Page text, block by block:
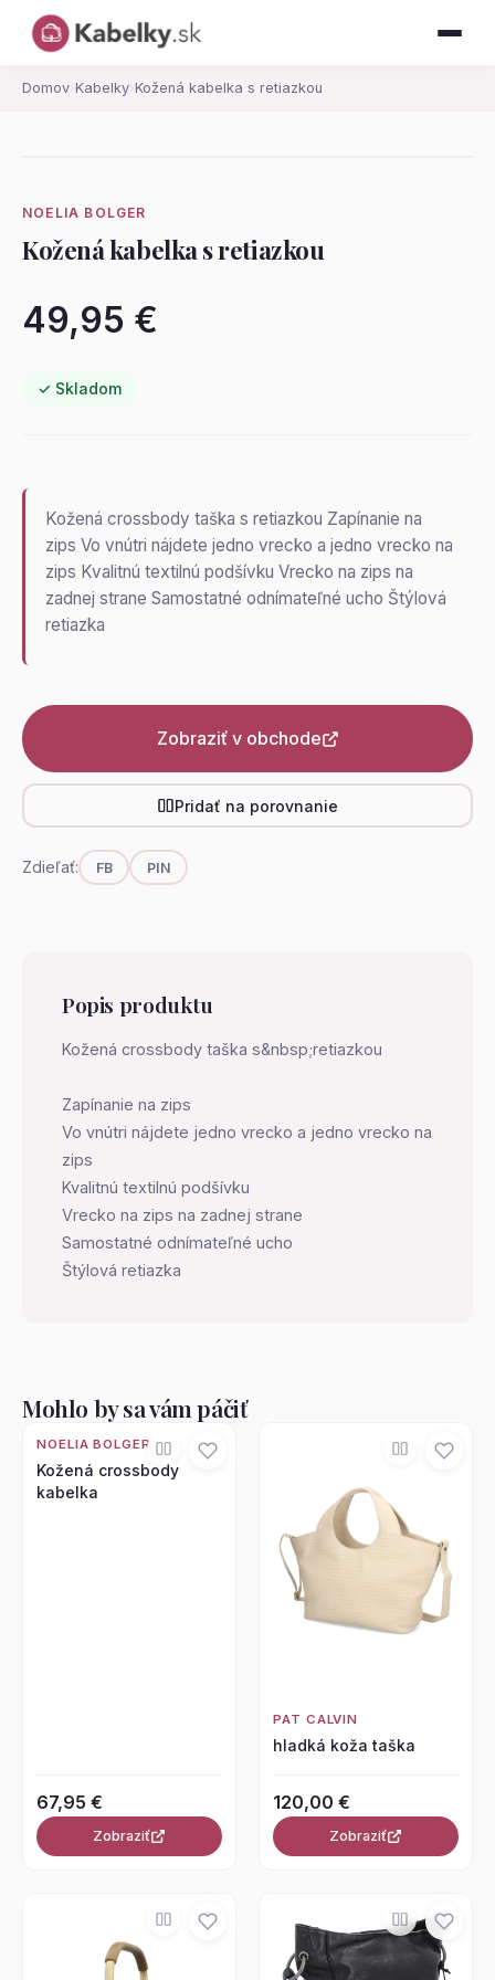
Domov› Kabelky› Kožená kabelka s retiazkou
NOELIA BOLGER
Kožená kabelka s retiazkou
49,95 €
✓ Skladom
Kožená crossbody taška s retiazkou Zapínanie na
zips Vo vnútri nájdete jedno vrecko a jedno vrecko na
zips Kvalitnú textilnú podšívku Vrecko na zips na
zadnej strane Samostatné odnímateľné ucho Štýlová
retiazka
Zobraziť v obchode
Pridať na porovnanie
Zdieľať: FB PIN
Popis produktu
Kožená crossbody taška s&nbsp;retiazkou
Zapínanie na zips
Vo vnútri nájdete jedno vrecko a jedno vrecko na
zips
Kvalitnú textilnú podšívku
Vrecko na zips na zadnej strane
Samostatné odnímateľné ucho
Štýlová retiazka
Mohlo by sa vám páčiť
NOELIA BOLGER
Kožená crossbody
kabelka
67,95 €
Zobraziť
PAT CALVIN
hladká koža taška
120,00 €
Zobraziť